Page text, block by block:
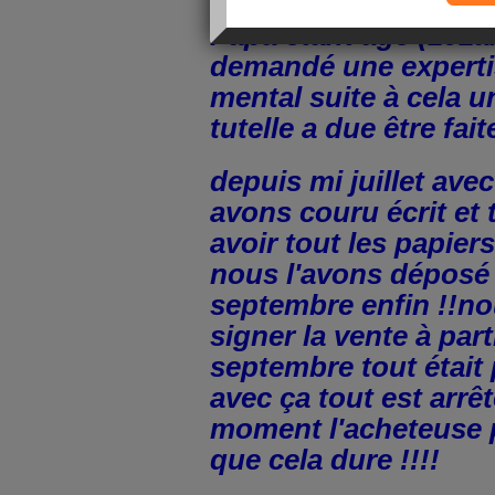
Papa étant âgé
demandé une
mental suite à cela
tutelle a due être
depuis mi juillet
avons couru écrit et
avoir tout les
nous l'avons déposé
septembre enfin
signer la vente à
septembre tout était
avec ça tout est
moment l'acheteuse
que cela dure !!!!